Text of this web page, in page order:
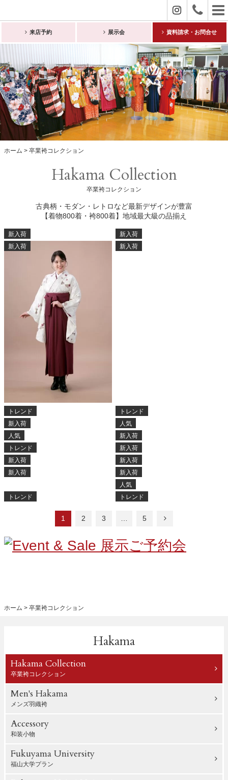
Tel.
来店予約 展示会 資料請求・お問合せ
ホーム 卒業袴コレクション
Hakama Collection
卒業袴コレクション
古典柄・モダン・レトロなど最新デザインが豊富
【着物800着・袴800着】地域最大級の品揃え
新入荷
新入荷
新入荷
新入荷
トレンド
トレンド
新入荷
人気
人気
新入荷
トレンド
新入荷
新入荷
新入荷
新入荷
新入荷
人気
トレンド
トレンド
1 2 3 5
ホーム 卒業袴コレクション
Hakama
Hakama Collection
卒業袴コレクション
Men's Hakama
メンズ羽織袴
Accessory
和装小物
Fukuyama University
福山大学プラン